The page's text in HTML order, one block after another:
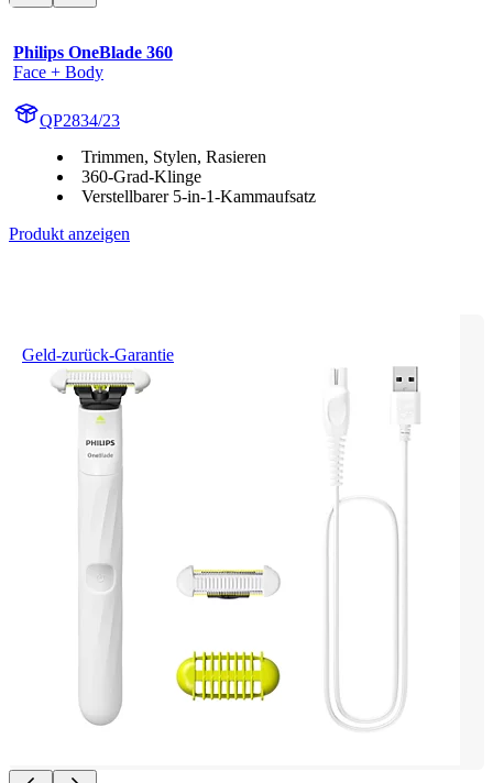
Philips OneBlade 360
Face + Body
QP2834/23
Trimmen, Stylen, Rasieren
360-Grad-Klinge
Verstellbarer 5-in-1-Kammaufsatz
Produkt anzeigen
Geld-zurück-Garantie